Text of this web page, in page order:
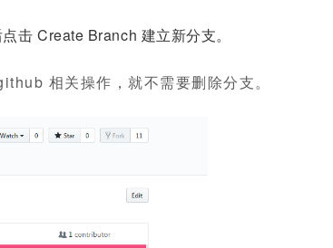
击 Create Branch 建立新分支。
相关操作，就不需要删除分支。